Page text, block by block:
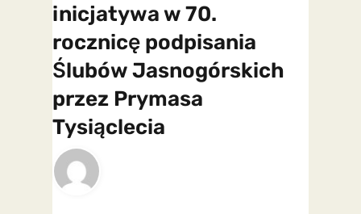
inicjatywa w 70.
rocznicę podpisania
Ślubów Jasnogórskich
przez Prymasa
Tysiąclecia